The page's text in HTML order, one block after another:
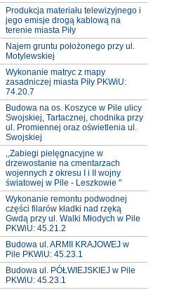
Produkcja materiału telewizyjnego i
jego emisje drogą kablową na
terenie miasta Piły
Najem gruntu położonego przy ul.
Motylewskiej
Wykonanie matryc z mapy
zasadniczej miasta Piły PKWiU:
74.20.7
Budowa na os. Koszyce w Pile ulicy
Swojskiej, Tartacznej, chodnika przy
ul. Promiennej oraz oświetlenia ul.
Swojskiej
,,Zabiegi pielęgnacyjne w
drzewostanie na cmentarzach
wojennych z okresu I i II wojny
światowej w Pile - Leszkowie "
Wykonanie remontu podwodnej
części filarów kładki nad rzęką
Gwdą przy ul. Walki Młodych w Pile
PKWiU: 45.21.2
Budowa ul. ARMII KRAJOWEJ w
Pile PKWiU: 45.23.1
Budowa ul. PÓŁWIEJSKIEJ w Pile
PKWiU: 45.23.1